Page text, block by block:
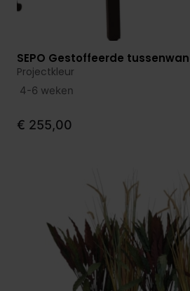
Bekijk product
SEPO Gestoffeerde
Projectkleur
4-6 weken
€ 255,00